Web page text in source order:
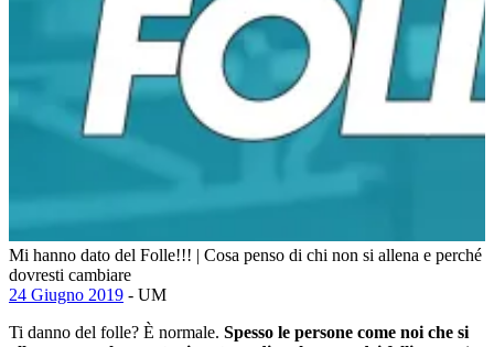
Mi hanno dato del Folle!!! | Cosa penso di chi non si allena e perché
dovresti cambiare
24 Giugno 2019 - UM
Ti danno del folle? È normale. Spesso le persone come noi che si